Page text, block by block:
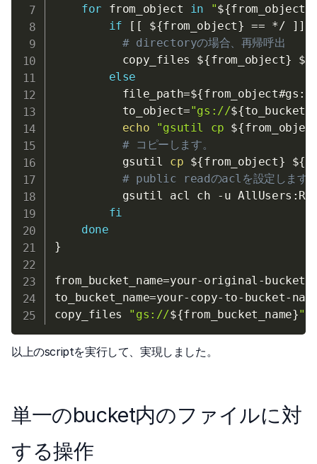
for
from_object in "${from_objects
if
[ [ ${from_object} == */ ] ]
# directoryの場合、再帰呼出
          copy_files
${from_object}
else
file_path=${from_object#gs :
to_object="gs://
echo
"gsutil cp
# コピーします。
          gsutil
cp ${from_object}
# public readのaclを設定します
          gsutil acl ch
-u AllUsers:R
fi
done
}
from_bucket_name=your-original-bucket-
to_bucket_name=your-copy-to-bucket-
copy_files "gs://${from_bucket_name}"
以上のscriptを実行して、実現しました。
単一のbucket内のファイルに対
する操作